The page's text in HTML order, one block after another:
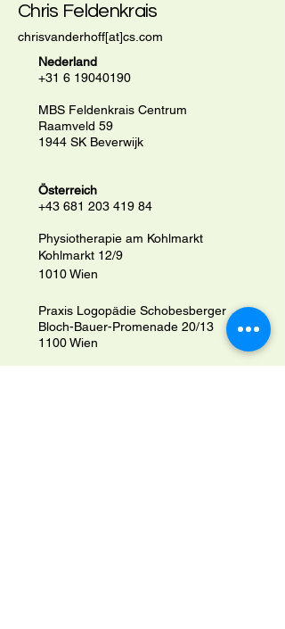
Chris Feldenkrais
chrisvanderhoff[at]cs.com
Nederland
+31 6 19040190
MBS Feldenkrais Centrum
Raamveld 59
1944 SK Beverwijk
Österreich
+43 681 203 419 84
Physiotherapie am Kohlmarkt
Kohlmarkt 12/9
1010 Wien
Praxis Logopädie Schobesberger
Bloch-Bauer-Promenade 20/13
1100 Wien